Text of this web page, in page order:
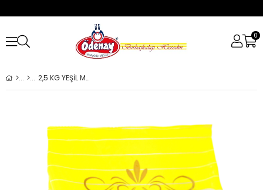
0
2,5 KG YEŞİL MERCİMEK